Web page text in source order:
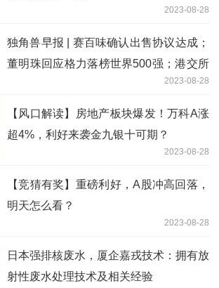
2023-08-28
独角兽早报 | 赛百味确认出售协议达成；
董明珠回应格力落榜世界500强；港交所
重点讨论如何刺激港股交投的措施2023-08-28
【风口解读】房地产板块爆发！万科A涨
超4%，利好来袭金九银十可期？
2023-08-28
【竞猜有奖】重磅利好，A股冲高回落，
明天怎么看？
2023-08-28
日本强排核废水，厦企嘉戎技术：拥有放
射性废水处理技术及相关经验